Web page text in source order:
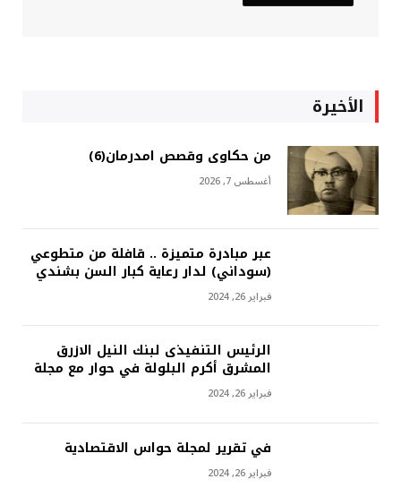
الأخيرة
من حكاوى وقصص امدرمان(6)
أغسطس 7, 2026
عبر مبادرة متميزة .. قافلة من متطوعي
(سوداني) لدار رعاية كبار السن بشندي
فبراير 26, 2024
الرئيس التنفيذى لبنك النيل الازرق
المشرق أكرم البلولة في حوار مع مجلة
فبراير 26, 2024
في تقرير لمجلة حواس الاقتصادية
فبراير 26, 2024